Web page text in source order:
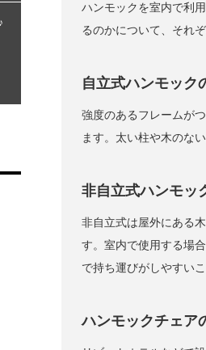
ハンモックを室内で利
るのかについて、それ
自立式ハンモック
強度のあるフレームが
ます。太い柱や木のな
非自立式ハンモッ
非自立式は屋外にある
す。室内で使用する場
で持ち運びがしやすい
ハンモックチェア